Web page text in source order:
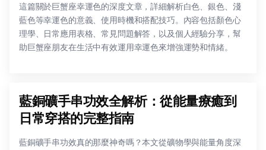
這篇關於巨蟹座幸運色的深度文章，詳細解析白色、銀色、淺
藍色等幸運色的意義、使用時機和搭配技巧。內容包括顏色心
理學、日常應用表格、常見問題解答，以及個人經驗分享，幫
助巨蟹座朋友在生活中有效運用幸運色來增強運勢和情緒。
藍銅礦手串功效全解析：從能量療癒到
日常穿搭的完整指南
藍銅礦手串功效真的那麼神奇嗎？本文從礦物學與能量角度深